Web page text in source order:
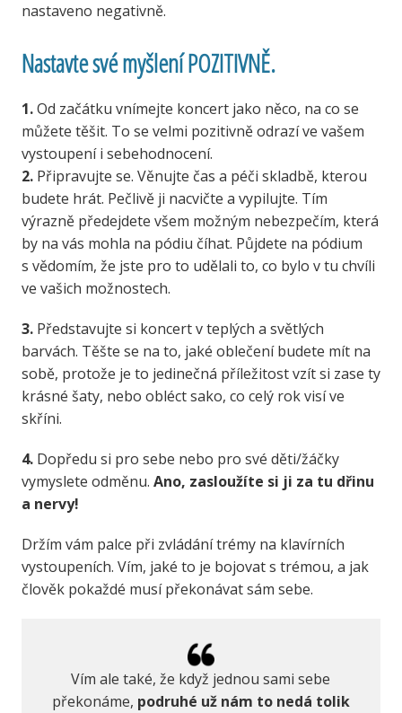
nastaveno negativně.
Nastavte své myšlení POZITIVNĚ.
1.Od začátku vnímejte koncert jako něco, na co se
můžete těšit. To se velmi pozitivně odrazí ve vašem
vystoupení i sebehodnocení.
2.Připravujte se. Věnujte čas a péči skladbě, kterou
budete hrát. Pečlivě ji nacvičte a vypilujte. Tím
výrazně předejdete všem možným nebezpečím, která
by na vás mohla na pódiu číhat. Půjdete na pódium
s vědomím, že jste pro to udělali to, co bylo v tu chvíli
ve vašich možnostech.
3. Představujte si koncert v teplých a světlých
barvách. Těšte se na to, jaké oblečení budete mít na
sobě, protože je to jedinečná příležitost vzít si zase ty
krásné šaty, nebo obléct sako, co celý rok visí ve
skříni.
4.Dopředu si pro sebe nebo pro své děti/žáčky
vymyslete odměnu. Ano, zasloužíte si ji za tu dřinu
a nervy!
Držím vám palce při zvládání trémy na klavírních
vystoupeních. Vím, jaké to je bojovat s trémou, a jak
člověk pokaždé musí překonávat sám sebe.
Vím ale také, že když jednou sami sebe
překonáme, podruhé už nám to nedá tolik